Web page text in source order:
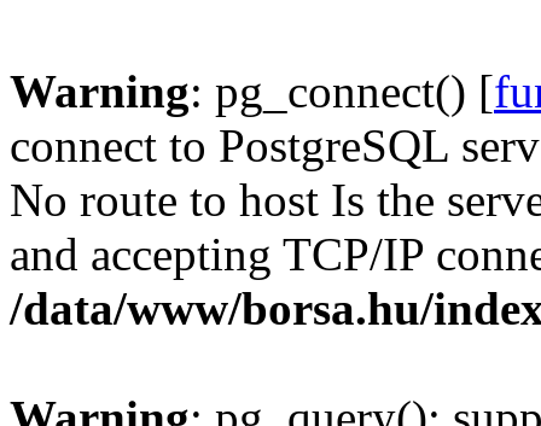
Warning: pg_connect() [
connect to PostgreSQL
No route to host Is the
and accepting TCP/IP
/data/www/borsa.hu/